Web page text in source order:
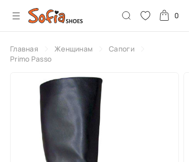
0
Главная Женщинам
Сапоги
Primo Passo